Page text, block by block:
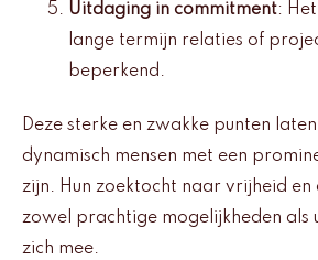
Uitdaging in commitment:
lange termijn relaties of
beperkend.
Deze sterke en zwakke punten
dynamisch mensen met een
zijn. Hun zoektocht naar vrijheid
zowel prachtige mogelijkheden als
zich mee.